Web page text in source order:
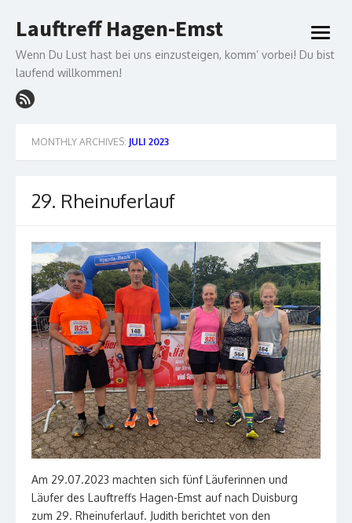
to
Lauftreff Hagen-Emst
Wenn Du Lust hast bei uns einzusteigen, komm’ vorbei! Du bist
laufend willkommen!
open
menu
MONTHLY ARCHIVES: JULI 2023
29. Rheinuferlauf
Am 29.07.2023 machten sich fünf Läuferinnen und
Läufer des Lauftreffs Hagen-Emst auf nach Duisburg
zum 29. Rheinuferlauf. Judith berichtet von den